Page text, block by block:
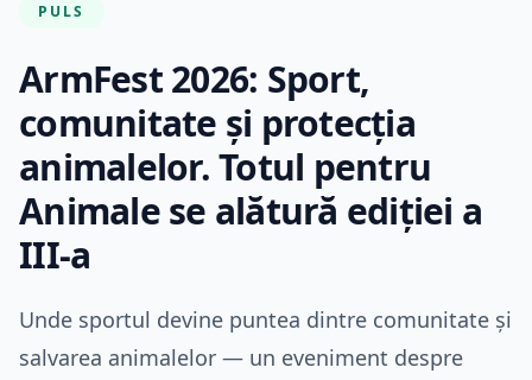
PULS
ArmFest 2026: Sport,
comunitate și protecția
animalelor. Totul pentru
Animale se alătură ediției a
III-a
Unde sportul devine puntea dintre comunitate și
salvarea animalelor — un eveniment despre